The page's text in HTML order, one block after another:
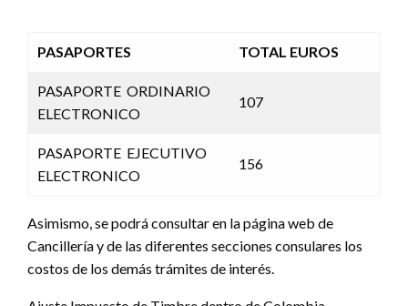
PASAPORTES TOTAL EUROS
PASAPORTE ORDINARIO
ELECTRONICO
107
PASAPORTE EJECUTIVO
ELECTRONICO
156
Asimismo, se podrá consultar en la página web de
Cancillería y de las diferentes secciones consulares los
costos de los demás trámites de interés.